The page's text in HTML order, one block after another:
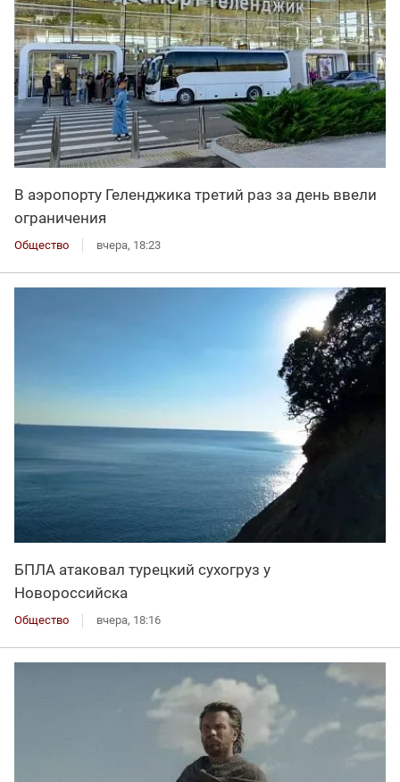
В аэропорту Геленджика третий раз за день ввели
ограничения
Общество вчера, 18:23
БПЛА атаковал турецкий сухогруз у
Новороссийска
Общество вчера, 18:16